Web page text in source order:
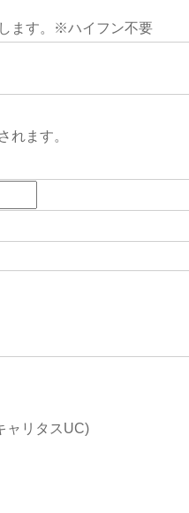
ます。※ハイフン不要
れます。
ャリタスUC)